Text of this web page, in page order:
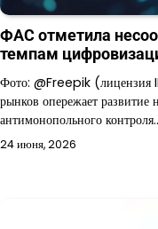
ФАС отметила
темпам
Фото: @Freepik
рынков опережает развитие
антимонопольного
24 июня, 2026